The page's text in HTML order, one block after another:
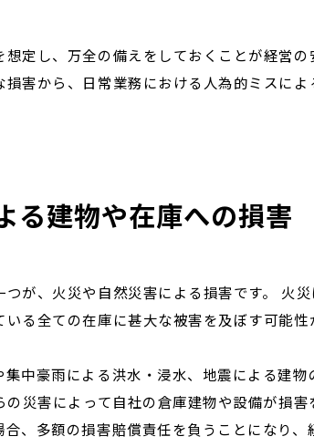
定し、万全の備えをしておくことが経営
害から、日常業務における人為的ミスに
る建物や在庫への損害
が、火災や自然災害による損害です。 火
る全ての在庫に甚大な被害を及ぼす可能性
中豪雨による洪水・浸水、地震による建
災害によって自社の倉庫建物や設備が損
、多額の損害賠償責任を負うことになり